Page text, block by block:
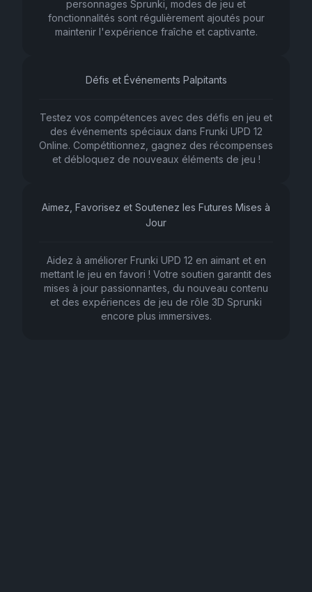
personnages Sprunki, modes de jeu et
fonctionnalités sont régulièrement ajoutés pour
maintenir l'expérience fraîche et captivante.
Défis et Événements Palpitants
Testez vos compétences avec des défis en jeu et
des événements spéciaux dans Frunki UPD 12
Online. Compétitionnez, gagnez des récompenses
et débloquez de nouveaux éléments de jeu !
Aimez, Favorisez et Soutenez les Futures Mises à
Jour
Aidez à améliorer Frunki UPD 12 en aimant et en
mettant le jeu en favori ! Votre soutien garantit des
mises à jour passionnantes, du nouveau contenu
et des expériences de jeu de rôle 3D Sprunki
encore plus immersives.